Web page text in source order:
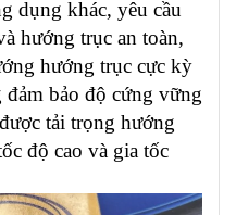
dụng khác, yêu cầu
hướng trục an toàn,
hướng trục cực kỳ
bảo độ cứng vững
tải trọng hướng
độ cao và gia tốc